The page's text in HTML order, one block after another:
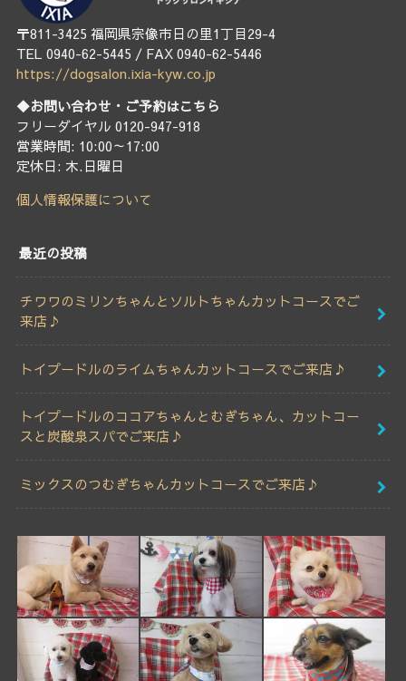
〒811-3425 福岡県宗像市日の里1丁目29-4
TEL 0940-62-5445 / FAX 0940-62-5446
https://dogsalon.ixia-kyw.co.jp
◆お問い合わせ・ご予約はこちら
フリーダイヤル 0120-947-918
営業時間: 10:00～17:00
定休日: 木.日曜日
個人情報保護について
最近の投稿
チワワのミリンちゃんとソルトちゃんカットコースでご
来店♪
トイプードルのライムちゃんカットコースでご来店♪
トイプードルのココアちゃんとむぎちゃん、カットコー
スと炭酸泉スパでご来店♪
ミックスのつむぎちゃんカットコースでご来店♪